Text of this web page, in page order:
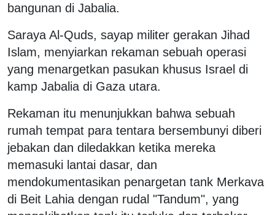
bangunan di Jabalia.
Saraya Al-Quds, sayap militer gerakan Jihad
Islam, menyiarkan rekaman sebuah operasi
yang menargetkan pasukan khusus Israel di
kamp Jabalia di Gaza utara.
Rekaman itu menunjukkan bahwa sebuah
rumah tempat para tentara bersembunyi diberi
jebakan dan diledakkan ketika mereka
memasuki lantai dasar, dan
mendokumentasikan penargetan tank Merkava
di Beit Lahia dengan rudal "Tandum", yang